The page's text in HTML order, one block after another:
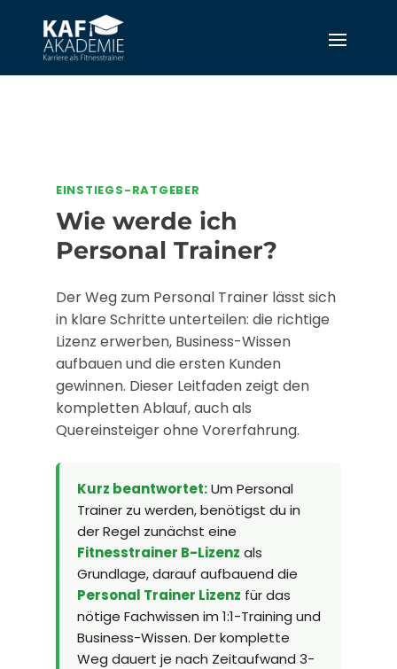
EINSTIEGS-RATGEBER
Wie werde ich
Personal Trainer?
Der Weg zum Personal Trainer lässt sich
in klare Schritte unterteilen: die richtige
Lizenz erwerben, Business-Wissen
aufbauen und die ersten Kunden
gewinnen. Dieser Leitfaden zeigt den
kompletten Ablauf, auch als
Quereinsteiger ohne Vorerfahrung.
Kurz beantwortet:Um Personal
Trainer zu werden, benötigst du in
der Regel zunächst eine
Fitnesstrainer B-Lizenz als
Grundlage, darauf aufbauend die
Personal Trainer Lizenz für das
nötige Fachwissen im 1:1-Training und
Business-Wissen. Der komplette
Weg dauert je nach Zeitaufwand 3-